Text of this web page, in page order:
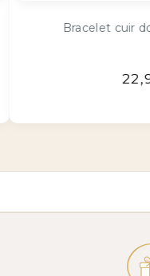
cuir double tour camel